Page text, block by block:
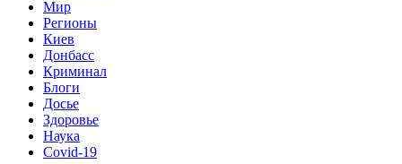
Мир
Регионы
Киев
Донбасс
Криминал
Блоги
Досье
Здоровье
Наука
Covid-19